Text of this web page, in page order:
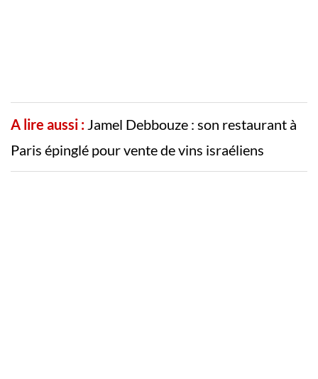
A lire aussi : Jamel Debbouze : son restaurant à
Paris épinglé pour vente de vins israéliens